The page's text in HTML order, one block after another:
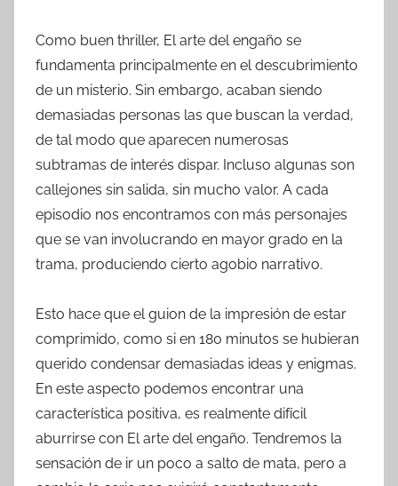
Como buen thriller, El arte del engaño se
fundamenta principalmente en el descubrimiento
de un misterio. Sin embargo, acaban siendo
demasiadas personas las que buscan la verdad,
de tal modo que aparecen numerosas
subtramas de interés dispar. Incluso algunas son
callejones sin salida, sin mucho valor. A cada
episodio nos encontramos con más personajes
que se van involucrando en mayor grado en la
trama, produciendo cierto agobio narrativo.
Esto hace que el guion de la impresión de estar
comprimido, como si en 180 minutos se hubieran
querido condensar demasiadas ideas y enigmas.
En este aspecto podemos encontrar una
característica positiva, es realmente difícil
aburrirse con El arte del engaño. Tendremos la
sensación de ir un poco a salto de mata, pero a